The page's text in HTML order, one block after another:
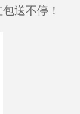
送不停！